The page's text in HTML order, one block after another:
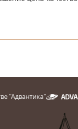
"Адвантика"